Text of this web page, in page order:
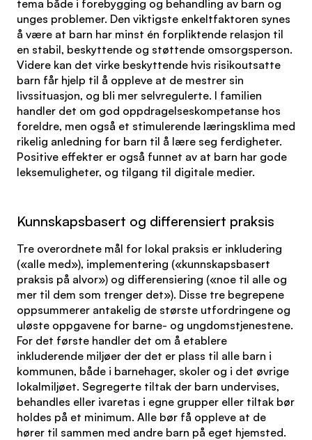
tema både i forebygging og behandling av barn og
unges problemer. Den viktigste enkeltfaktoren synes
å være at barn har minst én forpliktende relasjon til
en stabil, beskyttende og støttende omsorgsperson.
Videre kan det virke beskyttende hvis risikoutsatte
barn får hjelp til å oppleve at de mestrer sin
livssituasjon, og bli mer selvregulerte. I familien
handler det om god oppdragelseskompetanse hos
foreldre, men også et stimulerende læringsklima med
rikelig anledning for barn til å lære seg ferdigheter.
Positive effekter er også funnet av at barn har gode
leksemuligheter, og tilgang til digitale medier.
Kunnskapsbasert og differensiert praksis
Tre overordnete mål for lokal praksis er inkludering
(«alle med»), implementering («kunnskapsbasert
praksis på alvor») og differensiering («noe til alle og
mer til dem som trenger det»). Disse tre begrepene
oppsummerer antakelig de største utfordringene og
uløste oppgavene for barne- og ungdomstjenestene.
For det første handler det om å etablere
inkluderende miljøer der det er plass til alle barn i
kommunen, både i barnehager, skoler og i det øvrige
lokalmiljøet. Segregerte tiltak der barn undervises,
behandles eller ivaretas i egne grupper eller tiltak bør
holdes på et minimum. Alle bør få oppleve at de
hører til sammen med andre barn på eget hjemsted.